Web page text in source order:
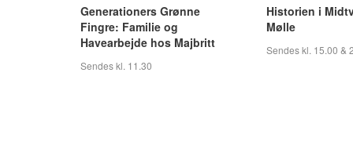
Generationers Grønne
Fingre: Familie og
Havearbejde hos Majbritt
Sendes kl. 11.30
Historien i
Mølle
Sendes kl. 15.00 &